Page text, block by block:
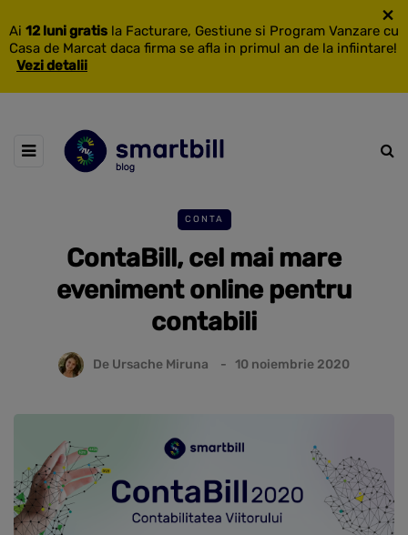
Ai 12 luni gratis la Facturare, Gestiune si Program Vanzare cu
Casa de Marcat daca firma se afla in primul an de la infiintare!
Vezi detalii
×
CONTA
ContaBill, cel mai mare
eveniment online pentru
contabili
De Ursache Miruna 10 noiembrie 2020